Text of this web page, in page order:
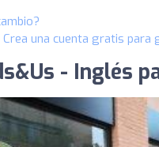
una cuenta gratis
- Inglés